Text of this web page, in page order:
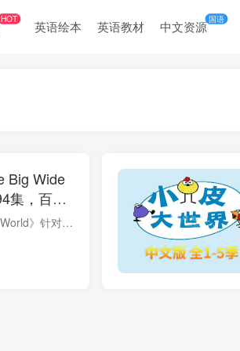
HOT 英语绘本 英语教材 中文资源国语
Big Wide
集，百度
《小皮大世界Peep and the Big Wide World》针对儿童培养科学探索精神及好奇心而专门制作的STEAM教育动画。 池塘里、废弃的罐头盒和树丛中住着一只自以为是的蓝色小鸭-胖克、一只心地善良的黄色...